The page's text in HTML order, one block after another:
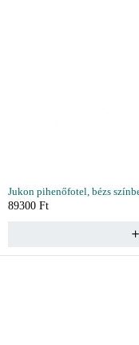
Jukon pihenőfotel, bézs
89300 Ft